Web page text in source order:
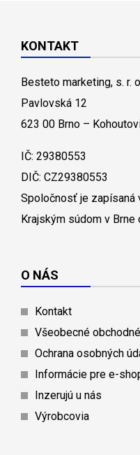
KONTAKT
Besteto marketing, s. r.
Pavlovská 12
623 00 Brno –
IČ: 29380553
DIČ: CZ29380553
Spoločnosť je zapísaná
Krajským súdom v
O NÁS
Kontakt
Všeobecné
Ochrana osobných
Informácie pre e-
Inzerujú u nás
Výrobcovia